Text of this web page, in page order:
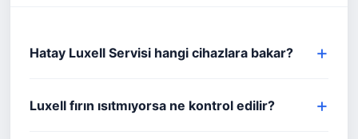
Hatay Luxell Servisi hangi cihazlara bakar?
Luxell fırın ısıtmıyorsa ne kontrol edilir?